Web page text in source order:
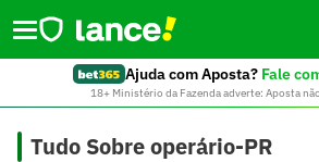
Ajuda com Aposta? Fale
18+ Ministério da Fazenda adverte: Aposta
Tudo Sobre operário-PR